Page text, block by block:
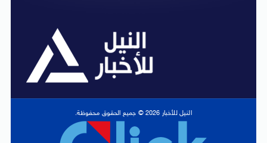
النيل للأخبار 2026 © جميع الحقوق محفوظة.